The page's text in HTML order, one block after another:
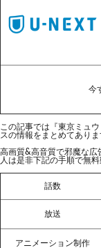
今
この記事では『東京ミュ
スの情報をまとめてありま
高画質&高音質で邪魔な広
人は是非下記の手順で無
話数
放送
アニメーション制作